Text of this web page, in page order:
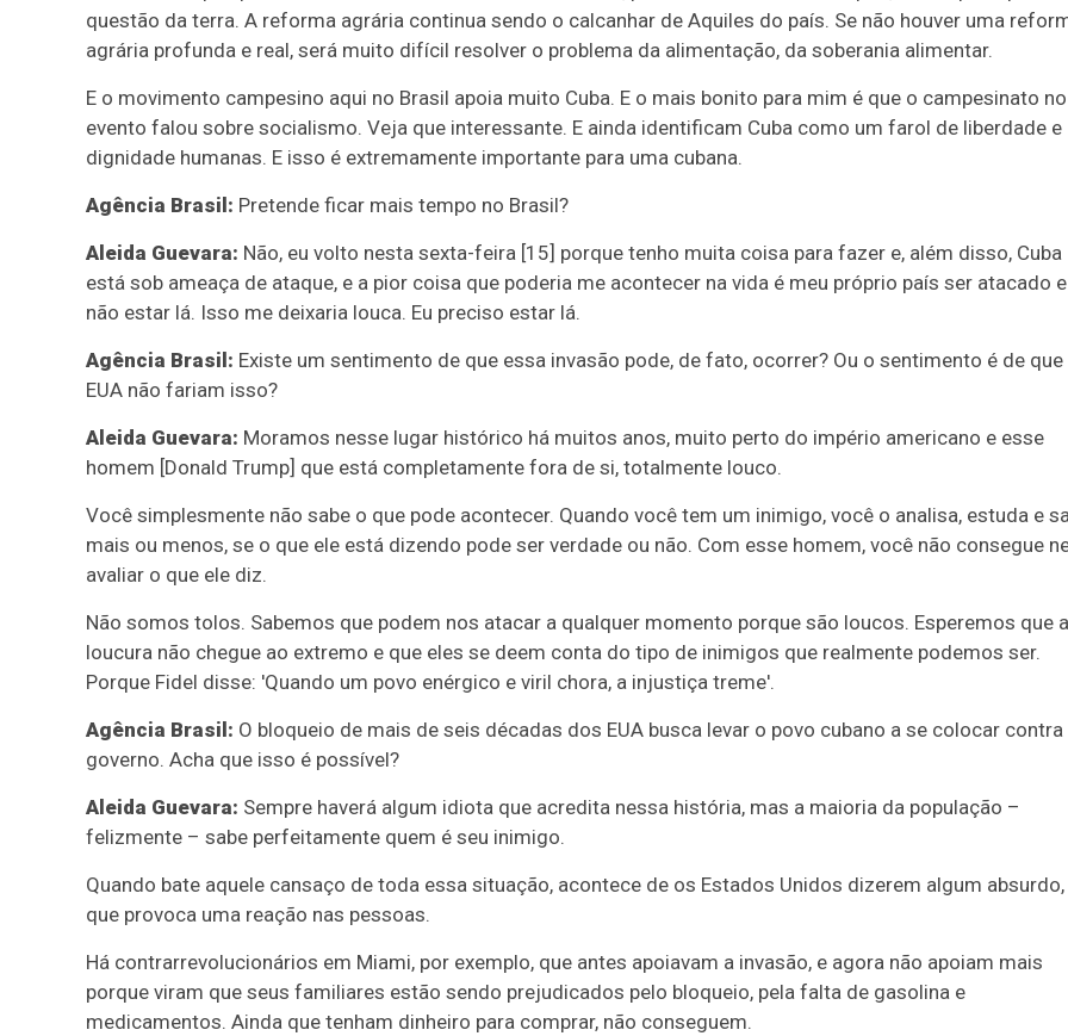
questão da terra. A reforma agrária continua sendo o calcanhar de Aquiles do país. Se não houver uma
agrária profunda e real, será muito difícil resolver o problema da alimentação, da soberania alimentar.
E o movimento campesino aqui no Brasil apoia muito Cuba. E o mais bonito para mim é que o campesinato no
evento falou sobre socialismo. Veja que interessante. E ainda identificam Cuba como um farol de liberdade e
dignidade humanas. E isso é extremamente importante para uma cubana.
Agência Brasil: Pretende ficar mais tempo no Brasil?
Aleida Guevara: Não, eu volto nesta sexta-feira [15] porque tenho muita coisa para fazer e, além disso, Cuba
está sob ameaça de ataque, e a pior coisa que poderia me acontecer na vida é meu próprio país ser atacado
não estar lá. Isso me deixaria louca. Eu preciso estar lá.
Agência Brasil: Existe um sentimento de que essa invasão pode, de fato, ocorrer? Ou o sentimento é de que
EUA não fariam isso?
Aleida Guevara: Moramos nesse lugar histórico há muitos anos, muito perto do império americano e esse
homem [Donald Trump] que está completamente fora de si, totalmente louco.
Você simplesmente não sabe o que pode acontecer. Quando você tem um inimigo, você o analisa, estuda e
mais ou menos, se o que ele está dizendo pode ser verdade ou não. Com esse homem, você não consegue
avaliar o que ele diz.
Não somos tolos. Sabemos que podem nos atacar a qualquer momento porque são loucos. Esperemos que a
loucura não chegue ao extremo e que eles se deem conta do tipo de inimigos que realmente podemos ser.
Porque Fidel disse: 'Quando um povo enérgico e viril chora, a injustiça treme'.
Agência Brasil: O bloqueio de mais de seis décadas dos EUA busca levar o povo cubano a se colocar contra
governo. Acha que isso é possível?
Aleida Guevara: Sempre haverá algum idiota que acredita nessa história, mas a maioria da população –
felizmente – sabe perfeitamente quem é seu inimigo.
Quando bate aquele cansaço de toda essa situação, acontece de os Estados Unidos dizerem algum absurdo,
que provoca uma reação nas pessoas.
Há contrarrevolucionários em Miami, por exemplo, que antes apoiavam a invasão, e agora não apoiam mais
porque viram que seus familiares estão sendo prejudicados pelo bloqueio, pela falta de gasolina e
medicamentos. Ainda que tenham dinheiro para comprar, não conseguem.